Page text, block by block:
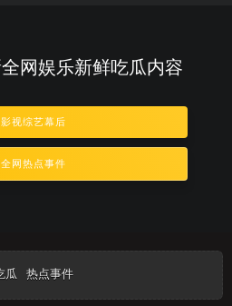
网娱乐新鲜吃瓜内容
影视综艺幕后
全网热点事件
瓜 热点事件